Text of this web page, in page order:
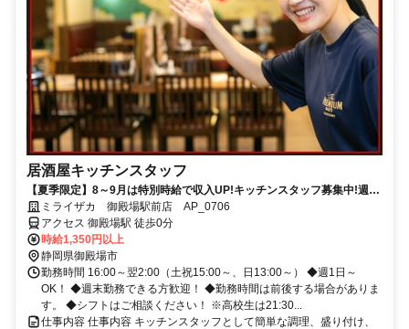
居酒屋キッチンスタッフ
【夏季限定】8～9月は特別時給で収入UP!キッチンスタッフ募集中!週末
働ける方歓迎!シフト自由！髪色自由。ネイルピアスOK。週1回から
OK。近隣大学、専門学生多数在籍。車通勤OK。フリーター、初バイト
大歓迎。手当あり。
ミライザカ 御殿場駅前店 AP_0706
アクセス 御殿場駅 徒歩0分
時給1,350円以上
静岡県御殿場市
勤務時間 16:00～翌2:00（土祝15:00～、日13:00～） ◆週1日～
OK！ ◆週末勤務できる方歓迎！ ◆勤務時間は前後する場合がありま
す。 ◆シフトはご相談ください！ ※高校生は21:30...
仕事内容 仕事内容 キッチンスタッフとして簡単な調理、盛り付け、